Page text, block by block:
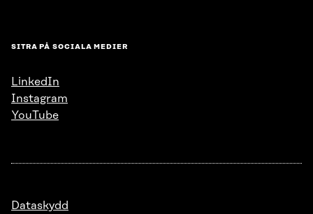
SITRA PÅ SOCIALA MEDIER
LinkedIn
Instagram
YouTube
Dataskydd